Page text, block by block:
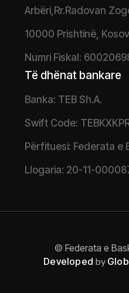
Arbëri,Rr.Radovan
10000 Prishtinë,
Numri Fiskal:
Të dhënat bankare
Banka: TEB Sh.A.
Swift Code:
Përfituesi: Federata e
Llogaria: 20-11-
© Federata e
Developed by